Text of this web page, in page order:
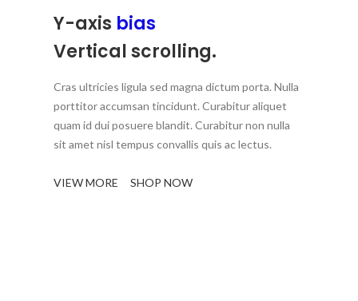
Y-axis bias
Vertical scrolling.
Cras ultricies ligula sed magna dictum porta. Nulla
porttitor accumsan tincidunt. Curabitur aliquet
quam id dui posuere blandit. Curabitur non nulla
sit amet nisl tempus convallis quis ac lectus.
VIEW MORE SHOP NOW